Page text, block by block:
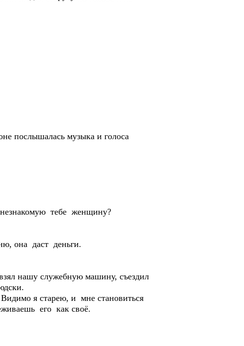
послышалась музыка и голоса
незнакомую тебе женщину?
она даст деньги.
нашу служебную машину, съездил
я старею, и мне становиться
его как своё.